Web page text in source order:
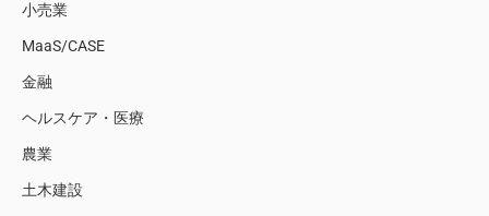
小売業
MaaS/CASE
金融
ヘルスケア・医療
農業
土木建設